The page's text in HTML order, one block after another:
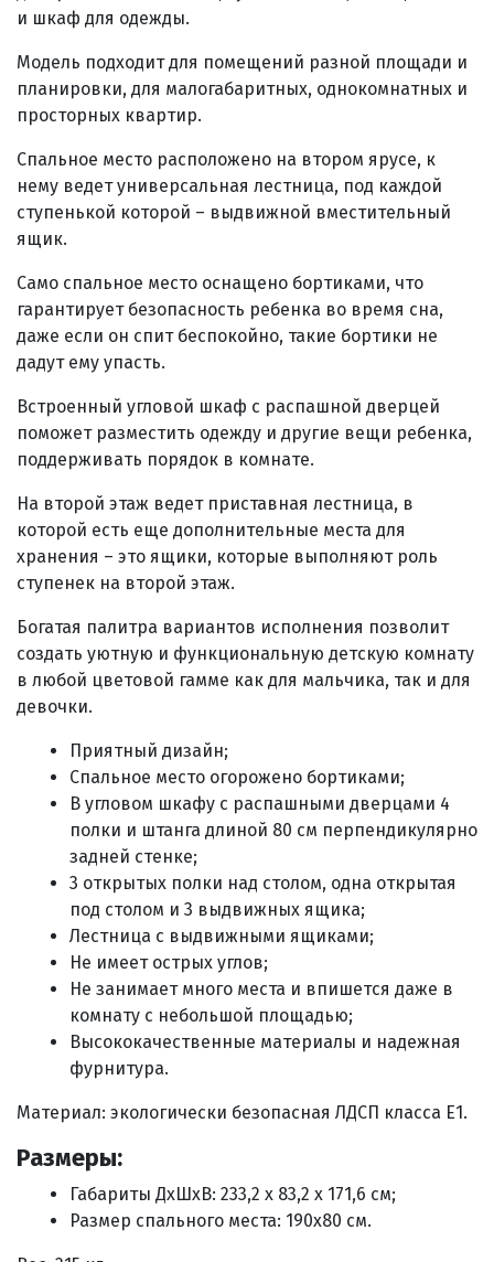
и шкаф для одежды.
Модель подходит для помещений разной площади и
планировки, для малогабаритных, однокомнатных и
просторных квартир.
Спальное место расположено на втором ярусе, к
нему ведет универсальная лестница, под каждой
ступенькой которой – выдвижной вместительный
ящик.
Само спальное место оснащено бортиками, что
гарантирует безопасность ребенка во время сна,
даже если он спит беспокойно, такие бортики не
дадут ему упасть.
Встроенный угловой шкаф с распашной дверцей
поможет разместить одежду и другие вещи ребенка,
поддерживать порядок в комнате.
На второй этаж ведет приставная лестница, в
которой есть еще дополнительные места для
хранения – это ящики, которые выполняют роль
ступенек на второй этаж.
Богатая палитра вариантов исполнения позволит
создать уютную и функциональную детскую комнату
в любой цветовой гамме как для мальчика, так и для
девочки.
Приятный дизайн;
Спальное место огорожено бортиками;
В угловом шкафу с распашными дверцами 4
полки и штанга длиной 80 см перпендикулярно
задней стенке;
3 открытых полки над столом, одна открытая
под столом и 3 выдвижных ящика;
Лестница с выдвижными ящиками;
Не имеет острых углов;
Не занимает много места и впишется даже в
комнату с небольшой площадью;
Высококачественные материалы и надежная
фурнитура.
Материал: экологически безопасная ЛДСП класса E1.
Размеры:
Габариты ДхШхВ: 233,2 х 83,2 х 171,6 см;
Размер спального места: 190х80 см.